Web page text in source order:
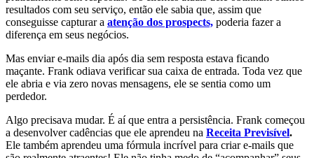
resultados com seu serviço, então ele sabia que, assim que
conseguisse capturar a atenção dos prospects, poderia fazer a
diferença em seus negócios.
Mas enviar e-mails dia após dia sem resposta estava ficando
maçante. Frank odiava verificar sua caixa de entrada. Toda vez que
ele abria e via zero novas mensagens, ele se sentia como um
perdedor.
Algo precisava mudar. É aí que entra a persistência. Frank começou
a desenvolver cadências que ele aprendeu na Receita Previsível.
Ele também aprendeu uma fórmula incrível para criar e-mails que